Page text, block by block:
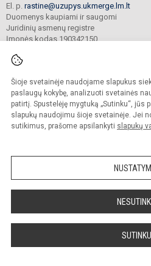
Šioje svetainėje naudojame slapukus
paslaugų kokybę, analizuoti svetainės
patirtį. Spustelėję mygtuką „Sutinku“,
slapukų naudojimu šioje svetainėje. Jei
sutikimus, prašome apsilankyti slapukų
SUTINKU
El. p. rastine@uzupys.ukmerge.lm.lt
Duomenys kaupiami ir saugomi
Juridinių asmenų registre
Įmonės kodas 190342150
© 2022. Ukmergės Užupio pagrindinė
Kopijuoti turinį be raštiško įstaigos
Prieinamumo paraiška
Sumanus būdas atnaujinti